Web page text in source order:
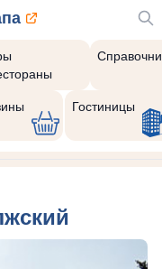
Гостиницы